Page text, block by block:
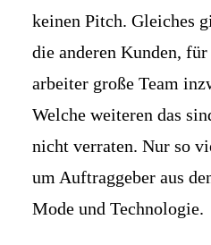
keinen Pitch. Gleiches
die anderen Kunden,
arbeiter große Team
Welche weiteren das
nicht verraten. Nur so
um Auftrag­geber aus
Mode und Techno­logie.